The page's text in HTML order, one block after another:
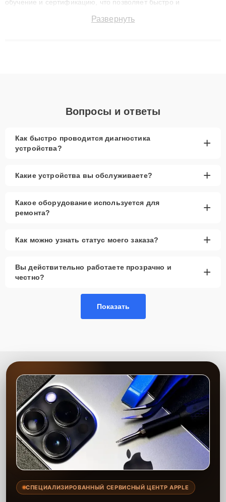
обучение и сертификацию, что позволяет быстро и
сохранением гарантии до 3 лет. Наши мастера решают
Развернуть
Вопросы и ответы
Как быстро проводится диагностика
устройства?
+
Какие устройства вы обслуживаете? +
Какое оборудование используется для
ремонта?
+
Как можно узнать статус моего заказа? +
Вы действительно работаете прозрачно и
честно?
+
Показать
СПЕЦИАЛИЗИРОВАННЫЙ СЕРВИСНЫЙ ЦЕНТР APPLE